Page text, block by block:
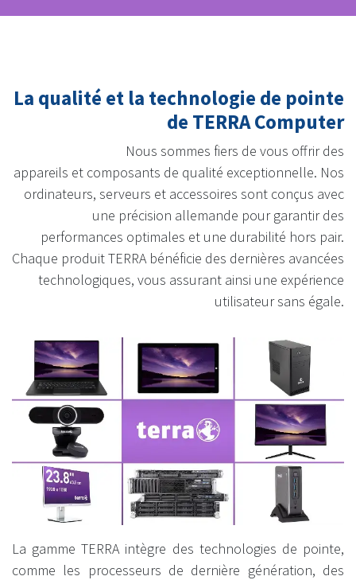
La qualité et la technologie de pointe
de TERRA Computer
Nous sommes fiers de vous offrir des
appareils et composants de qualité exceptionnelle. Nos
ordinateurs, serveurs et accessoires sont conçus avec
une précision allemande pour garantir des
performances optimales et une durabilité hors pair.
Chaque produit TERRA bénéficie des dernières avancées
technologiques, vous assurant ainsi une expérience
utilisateur sans égale.
La gamme TERRA intègre des technologies de pointe,
comme les processeurs de dernière génération, des